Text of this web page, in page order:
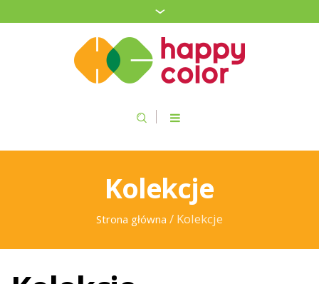
Kolekcje
Strona główna / Kolekcje